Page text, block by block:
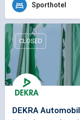
Sporthotel
DEKRA
CLOSED